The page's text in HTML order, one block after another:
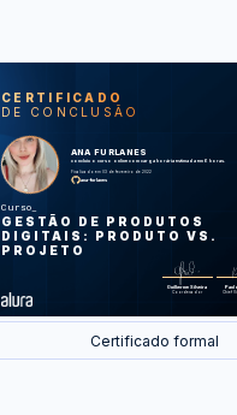
CERTIFICADO
DE CONCLUSÃO
ANA FURLANES
concluiu o curso online com carga horária estimada em 6 horas.
Finalizado em 03 de fevereiro de 2022
ana-furlanes
Curso
GESTÃO DE PRODUTOS
DIGITAIS: PRODUTO VS.
PROJETO
Guilherme Silveira
Coordenador Chief
Certificado formal